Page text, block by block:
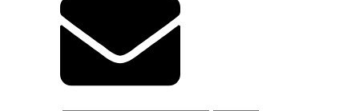
Xử lý môi trường hiệu quả cho trại gà
8.000 con tại Long An – Giải pháp thực
tiễn từ JVSF
TĂNG NĂNG SUẤT VÀ CHẤT